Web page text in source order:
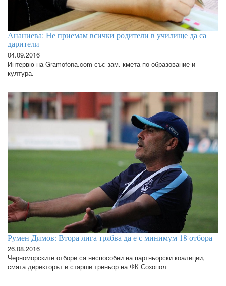
Ананиева: Не приемам всички родители в училище да са
дарители
04.09.2016
Интервю на Gramofona.com със зам.-кмета по образование и
култура.
Румен Димов: Втора лига трябва да е с минимум 18 отбора
26.08.2016
Черноморските отбори са неспособни на партньорски коалиции,
смята директорът и старши треньор на ФК Созопол